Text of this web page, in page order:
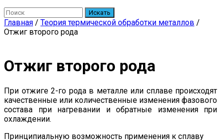
Искать
Главная / Теория термической обработки металлов /
Отжиг второго рода
Отжиг второго рода
При отжиге 2-го рода в металле или сплаве происходят
качественные или количественные изменения фазового
состава при нагревании и обратные изменения при
охлаждении.
Принципиальную возможность применения к сплаву